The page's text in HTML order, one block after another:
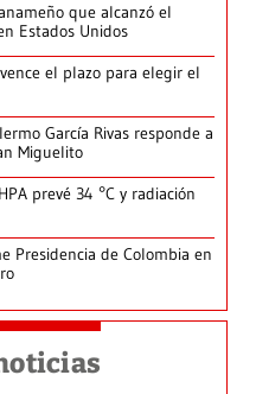
que alcanzó el
Estados Unidos
el plazo para elegir el
García Rivas responde a
Miguelito
prevé 34 °C y radiación
Presidencia de Colombia en